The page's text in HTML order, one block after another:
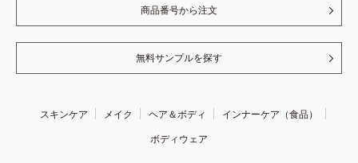
商品番号から注文
無料サンプルを探す
スキンケア メイク ヘア＆ボディ
インナーケア（食品）
ボディウェア